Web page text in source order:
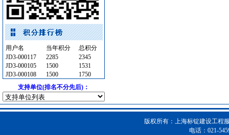
材耐磨砖 [采购中]
变配电 [采购中]
门窗玻璃 [采购中]
电气管线
[采购中]
及各种防火器材
[采购中]
陶瓷制品洁净空调 [采购中]
变压器 [采购中]
电线电缆 [采购中]
用户名 当年积分
总积分
JD3-000117
2285
2345
JD3-000105
1500
1531
JD3-000108
1500
1750
支持单位(排名不分先后)：
版权所有：上海标锭建设工程
电话：021-